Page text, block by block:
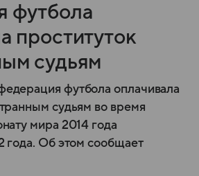
футбола
проституток
судьям
футбола оплачивала
судьям во время
мира 2014 года
года. Об этом сообщает